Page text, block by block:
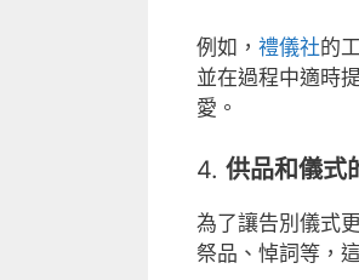
例如， 禮儀社的
並在過程中適時
愛。
4. 供品和儀式
為了讓告別儀式
祭品、悼詞等，